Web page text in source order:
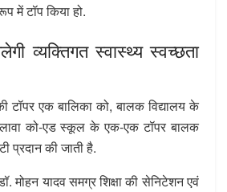
में टॉप किया हो.
व्यक्तिगत स्वास्थ्य स्वच्छता
टॉपर एक बालिका को, बालक विद्यालय के
को-एड स्कूल के एक-एक टॉपर बालक
प्रदान की जाती है.
मोहन यादव समग्र शिक्षा की सेनिटेशन एवं